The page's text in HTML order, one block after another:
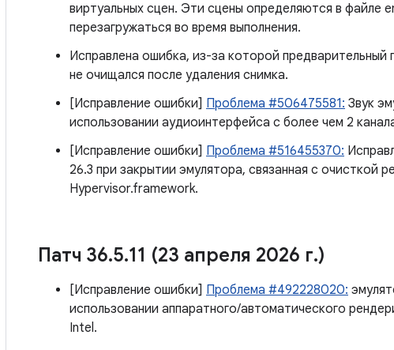
виртуальных сцен. Эти сцены определяются в файле
перезагружаться во время выполнения.
Исправлена ​​ошибка, из-за которой
не очищался после удаления снимка.
[Исправление ошибки] Проблема #506475581: Звук
использовании аудиоинтерфейса с более чем 2
[Исправление ошибки] Проблема #516455370:
26.3 при закрытии эмулятора, связанная с очисткой
Hypervisor.framework.
Патч 36.5.11 (23 апреля 2026 г.)
[Исправление ошибки] Проблема #492228020:
использовании аппаратного/автоматического
Intel.